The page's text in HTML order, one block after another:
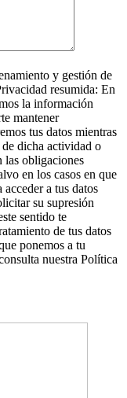
y gestión de
resumida: En
la información
mantener
tus datos mientras
dicha actividad o
las obligaciones
en los casos en que
a tus datos
su supresión
sentido te
de tus datos
ponemos a tu
nuestra Política